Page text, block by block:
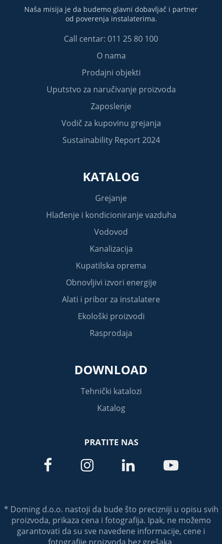
Naša misija je da budemo glavni dobavljač i partner
od poverenja instalaterima.
Call centar: 011 25 80 100
O nama
Prodajni objekti
Uputstvo za naručivanje proizvoda
Zaposlenje
Vodič za kupovinu grejanja
Sustainability Report 2024
KATALOG
Grejanje
Hlađenje i kondicioniranje vazduha
Vodovod
Kanalizacija
Kupatilska oprema
Obnovljivi izvori energije
Alati i pribor za instalatere
Ekološki proizvodi
Rasprodaja
DOWNLOAD
Tehnički katalozi
Katalog
PRATITE NAS
   
* Doming d.o.o. nastoji da bude što precizniji u opisu svih
proizvoda, prikaza cena i fotografija. Ipak, ne možemo
garantovati da su sve navedene informacije, cene i